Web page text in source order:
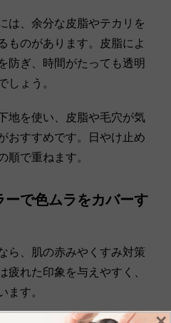
は、余分な皮脂やテカリを
ものがあります。皮脂によ
防ぎ、時間がたっても透明
しょう。
地を使い、皮脂や毛穴が気
おすすめです。日やけ止め
で重ねます。
ーで色ムラをカバーす
ら、肌の赤みやくすみ対策
疲れた印象を与えやすく、
ます。